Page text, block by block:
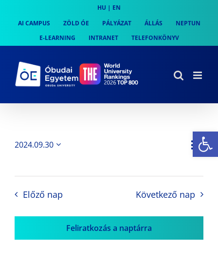
content
HU | EN
AI CAMPUS
ZÖLD ÓE PÁLYÁZAT ÁLLÁS
NEPTUN
E-LEARNING
INTRANET TELEFONKÖNYV
Nap
2024.09.30
Előző nap Következő nap
Feliratkozás a naptárra